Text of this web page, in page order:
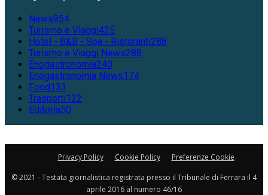
News954
Turismo e Viaggi425
Hotel - B&B - Spa - Ristoranti288
Turismo e Viaggi News288
Enogastronomia240
Enogastronomia News174
Food133
Trasporti122
Editoria50
Privacy Policy Cookie Policy
Preferenze Cookie
© 2021 - Testata giornalistica registrata presso il Tribunale di Ferrara il 4
aprile 2016 al numero 46/16